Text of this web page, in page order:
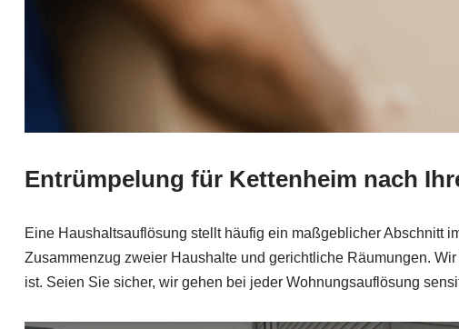
Entrümpelung für Kettenheim nach
Eine Haushaltsauflösung stellt häufig ein maßgeblicher Abschnitt
Zusammenzug zweier Haushalte und gerichtliche Räumungen.
ist. Seien Sie sicher, wir gehen bei jeder Wohnungsauflösung